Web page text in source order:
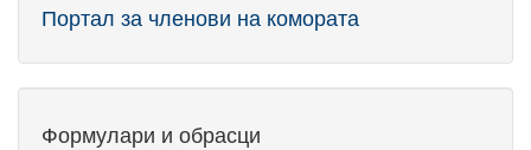
Портал за членови на комората
Формулари и обрасци